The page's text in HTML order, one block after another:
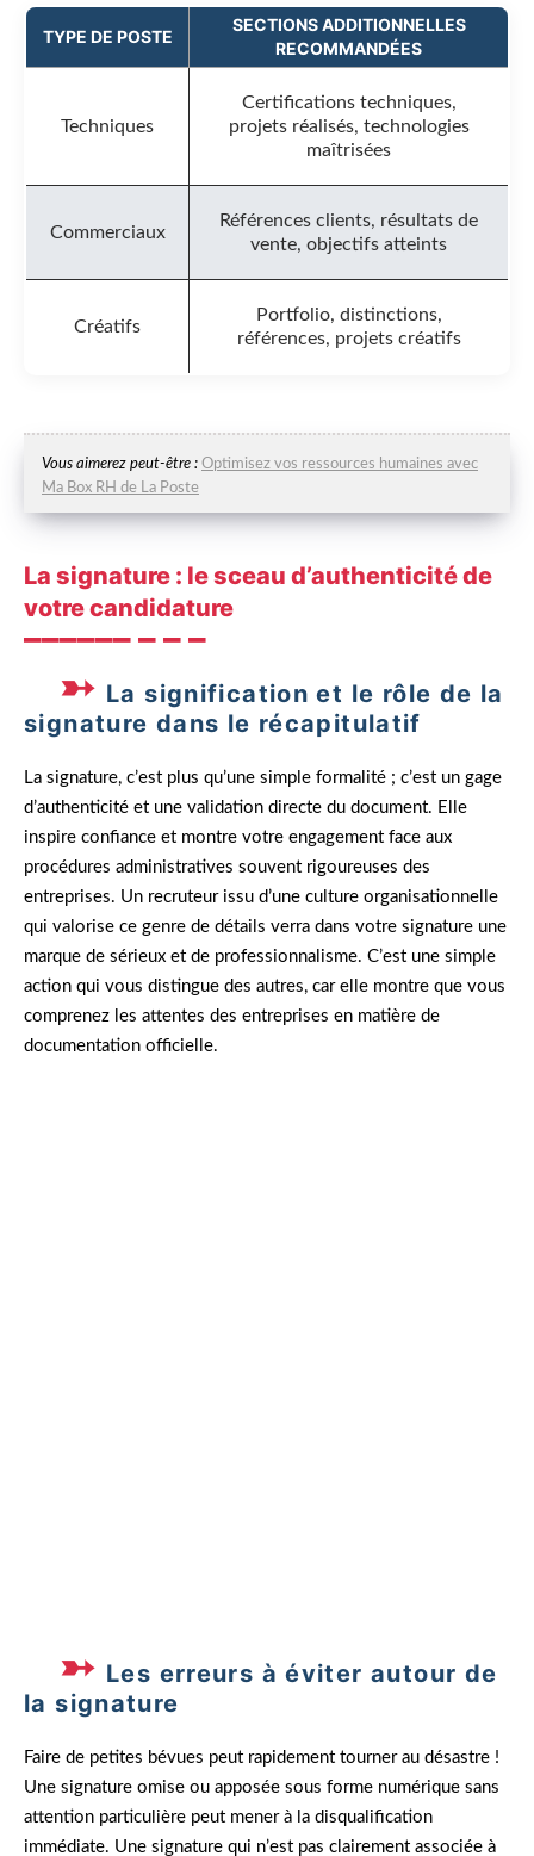
TYPE DE POSTE
SECTIONS ADDITIONNELLES
RECOMMANDÉES
Techniques
Certifications techniques,
projets réalisés, technologies
maîtrisées
Commerciaux
Références clients, résultats de
vente, objectifs atteints
Créatifs
Portfolio, distinctions,
références, projets créatifs
Vous aimerez peut-être : Optimisez vos ressources humaines avec
Ma Box RH de La Poste
La signature : le sceau d’authenticité de
votre candidature
La signification et le rôle de la
signature dans le récapitulatif
La signature, c’est plus qu’une simple formalité ; c’est un gage
d’authenticité et une validation directe du document. Elle
inspire confiance et montre votre engagement face aux
procédures administratives souvent rigoureuses des
entreprises. Un recruteur issu d’une culture organisationnelle
qui valorise ce genre de détails verra dans votre signature une
marque de sérieux et de professionnalisme. C’est une simple
action qui vous distingue des autres, car elle montre que vous
comprenez les attentes des entreprises en matière de
documentation officielle.
Les erreurs à éviter autour de
la signature
Faire de petites bévues peut rapidement tourner au désastre !
Une signature omise ou apposée sous forme numérique sans
attention particulière peut mener à la disqualification
immédiate. Une signature qui n’est pas clairement associée à